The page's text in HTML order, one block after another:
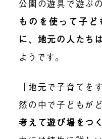
公園の遊具で遊ぶ
ものを使って子
に、地元の人たち
ようです。
「地元で子育てを
然の中で子どもが
考えて遊び場をつ